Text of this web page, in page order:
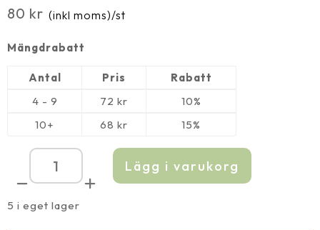
80 kr (inkl moms)/st
Mängdrabatt
Antal Pris
Rabatt
4 - 9
72 kr
10%
10+
68 kr 15%
5 i eget lager
Flexibel
skarv
mm
mängd
Lägg i varukorg